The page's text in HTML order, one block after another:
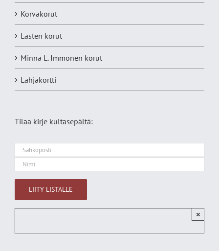
Korvakorut
Lasten korut
Minna L. Immonen korut
Lahjakortti
Tilaa kirje kultasepältä:
×